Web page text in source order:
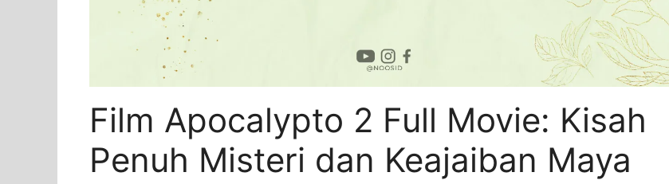
Film Apocalypto 2 Full Movie: Kisah
Penuh Misteri dan Keajaiban Maya